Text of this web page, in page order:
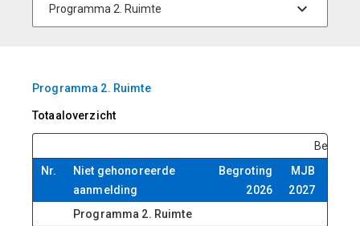
Programma 2. Ruimte
Totaaloverzicht
Bedrag
Nr.
Niet gehonoreerde
aanmelding
Begroting
2026
MJB
2027
Programma 2. Ruimte